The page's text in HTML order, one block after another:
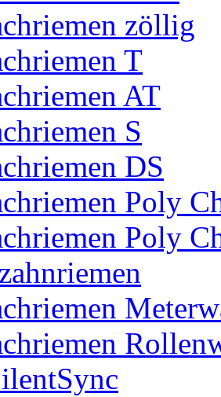
zöllig
T
AT
S
DS
Poly
Poly